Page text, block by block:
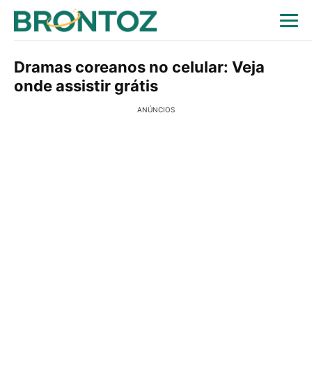
Dramas coreanos no celular: Veja
onde assistir grátis
ANÚNCIOS